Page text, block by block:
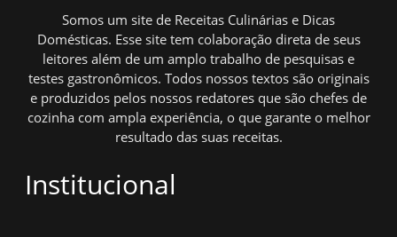
Somos um site de Receitas Culinárias e Dicas
Domésticas. Esse site tem colaboração direta de seus
leitores além de um amplo trabalho de pesquisas e
testes gastronômicos. Todos nossos textos são originais
e produzidos pelos nossos redatores que são chefes de
cozinha com ampla experiência, o que garante o melhor
resultado das suas receitas.
Institucional